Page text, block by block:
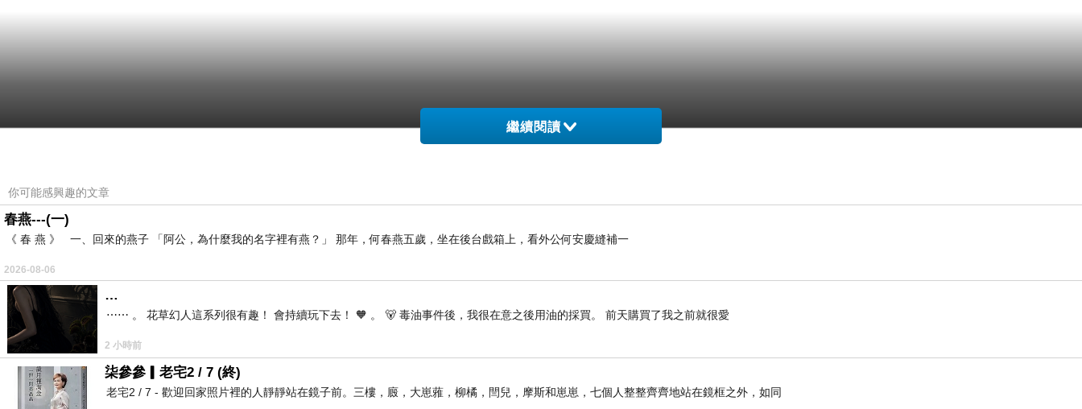
繼續閱讀
你可能感興趣的文章
春燕---(一)
《 春 燕 》 一、回來的燕子 「阿公，為什麼我的名字裡有燕？」 那年，何春燕五歲，坐在後台戲箱上，看外公何安慶縫補一
2026-08-06
…
⋯⋯ 。 花草幻人這系列很有趣！ 會持續玩下去！ 🧡 。 🐻 毒油事件後，我很在意之後用油的採買。 前天購買了我之前就很愛
2 小時前
柒參參▎老宅2 / 7 (終)
老宅2 / 7 - 歡迎回家照片裡的人靜靜站在鏡子前。三樓，廄，大崽蕥，柳橘，閆兒，摩斯和崽崽，七個人整整齊齊地站在鏡框之外，如同